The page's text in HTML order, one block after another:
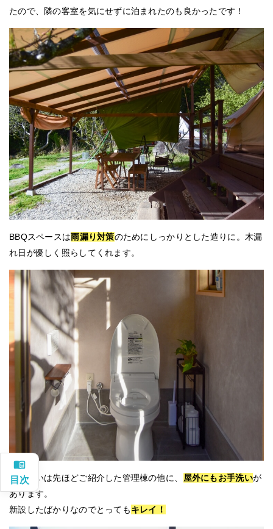
たので、隣の客室を気にせずに泊まれたのも良かったです！
BBQスペースは雨漏り対策のためにしっかりとした造りに。木漏
れ日が優しく照らしてくれます。
お手洗いは先ほどご紹介した管理棟の他に、 屋外にもお手洗いが
あります。
新設したばかりなのでとってもキレイ！